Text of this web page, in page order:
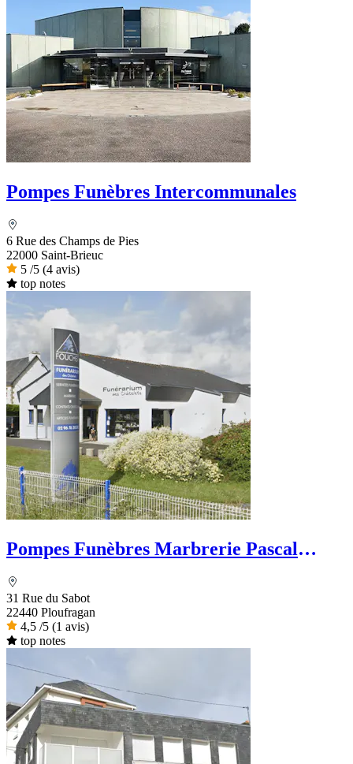
Pompes Funèbres Intercommunales
6 Rue des Champs de Pies
22000 Saint-Brieuc
5 /5 (4 avis)
top notes
Pompes Funèbres Marbrerie Pascal
31 Rue du Sabot
22440 Ploufragan
4,5 /5 (1 avis)
top notes